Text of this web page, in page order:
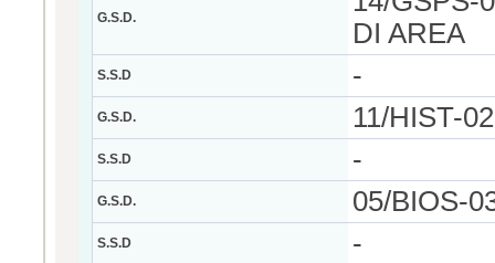
G.S.D.
DI AREA
S.S.D -
G.S.D. 11/HIST-
S.S.D -
G.S.D. 05/BIOS-
S.S.D -